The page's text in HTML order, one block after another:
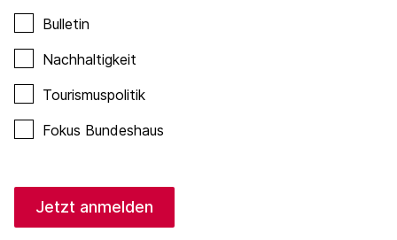
Bulletin
Nachhaltigkeit
Tourismuspolitik
Fokus Bundeshaus
Jetzt anmelden